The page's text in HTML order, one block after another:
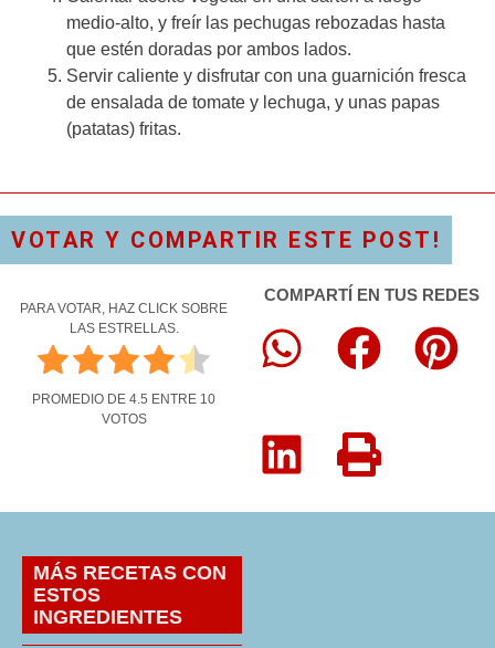
medio-alto, y freír las pechugas rebozadas hasta
que estén doradas por ambos lados.
Servir caliente y disfrutar con una guarnición fresca
de ensalada de tomate y lechuga, y unas papas
(patatas) fritas.
VOTAR Y COMPARTIR ESTE POST!
PARA VOTAR, HAZ CLICK SOBRE
LAS ESTRELLAS.
PROMEDIO DE 4.5 ENTRE 10
VOTOS
COMPARTÍ EN TUS REDES
MÁS RECETAS CON
ESTOS
INGREDIENTES